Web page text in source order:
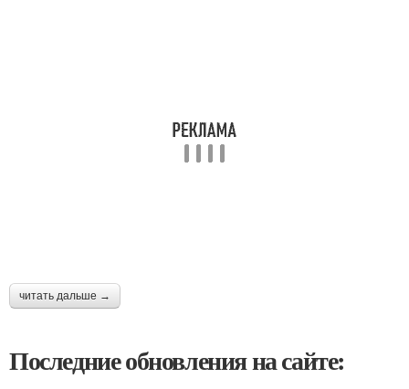
читать дальше →
Последние обновления на сайте: